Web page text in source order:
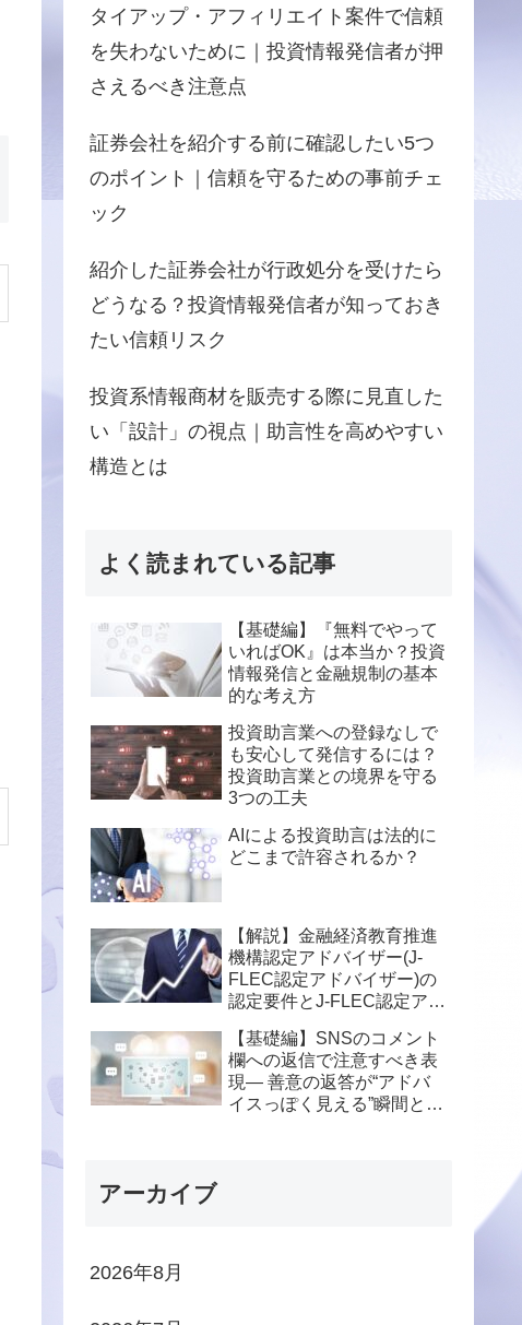
タイアップ・アフィリエイト案件で信頼
を失わないために｜投資情報発信者が押
さえるべき注意点
証券会社を紹介する前に確認したい5つ
のポイント｜信頼を守るための事前チェ
ック
紹介した証券会社が行政処分を受けたら
どうなる？投資情報発信者が知っておき
たい信頼リスク
投資系情報商材を販売する際に見直した
い「設計」の視点｜助言性を高めやすい
構造とは
よく読まれている記事
【基礎編】『無料でやって
いればOK』は本当か？投資
情報発信と金融規制の基本
的な考え方
投資助言業への登録なしで
も安心して発信するには？
投資助言業との境界を守る
3つの工夫
AIによる投資助言は法的に
どこまで許容されるか？
【解説】金融経済教育推進
機構認定アドバイザー(J-
FLEC認定アドバイザー)の
認定要件とJ-FLEC認定アド
ットとデメリットについて
【基礎編】SNSのコメント
欄への返信で注意すべき表
現― 善意の返答が“アドバ
イスっぽく見える”瞬間と
アーカイブ
2026年8月